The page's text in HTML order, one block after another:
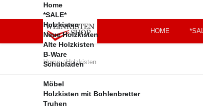
Home
*SALE*
Holzkisten
Neue Holzkisten
Alte Holzkisten
B-Ware
Schubladen
Möbel
Holzkisten mit Bohlenbretter
Truhen
HOME
Gaming Zimmer
Meine Bestellungen
Zahlungsbedingung
en
Home / Holzkisten